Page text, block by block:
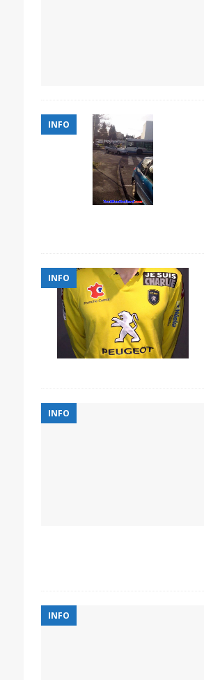
INFO
INFO
INFO
INFO